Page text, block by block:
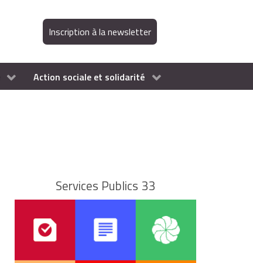
Inscription à la newsletter
Action sociale et solidarité
Services Publics 33